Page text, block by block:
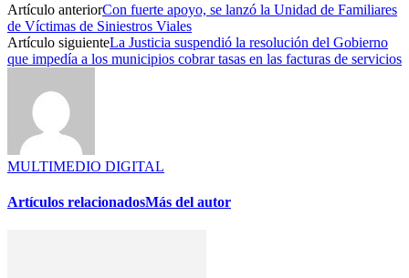
Artículo anteriorCon fuerte apoyo, se lanzó la Unidad de Familiares
de Víctimas de Siniestros Viales
Artículo siguienteLa Justicia suspendió la resolución del Gobierno
que impedía a los municipios cobrar tasas en las facturas de servicios
MULTIMEDIO DIGITAL
Artículos relacionadosMás del autor